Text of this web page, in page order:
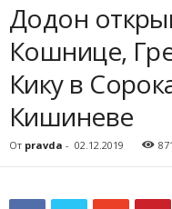
Додон
Кошнице,
Кику в
Кишиневе
От pravda - 02.12.2019